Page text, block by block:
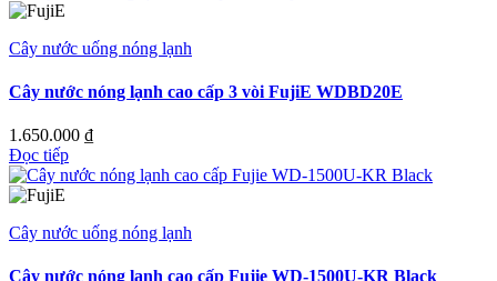
Price-
amount">
currencySymbol">₫</span>
</bdi>
class="woocommerce-
amount
Price-
currencySymbol">₫</span>
</span>
Cây nước uống nóng lạnh
Cây nước nóng lạnh cao cấp 3 vòi FujiE WDBD20E
1.650.000 ₫
Đọc tiếp
Cây nước uống nóng lạnh
Cây nước nóng lạnh cao cấp Fujie WD-1500U-KR Black